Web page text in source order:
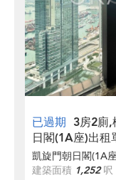
已過期 3房2廁,
日閣(1A座)出租
凱旋門朝日閣(1A
建築面積 1,252呎